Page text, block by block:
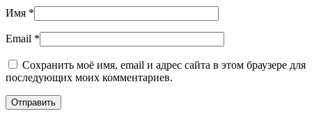
Имя *
Email *
Сохранить моё имя, email и адрес сайта в этом браузере для
последующих моих комментариев.